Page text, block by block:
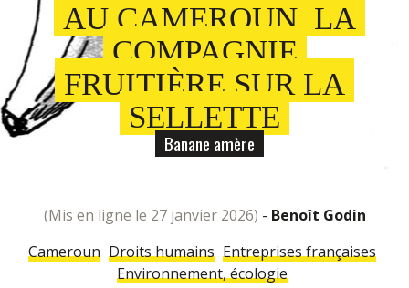
AU CAMEROUN, LA
COMPAGNIE
FRUITIÈRE SUR LA
SELLETTE
Banane amère
(mis en ligne le 27 janvier 2026) - Benoît Godin
Cameroun Droits humains Entreprises françaises
Environnement, écologie